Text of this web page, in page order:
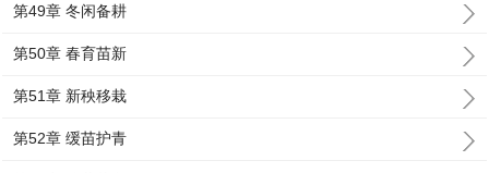
第49章 冬闲备耕
第50章 春育苗新
第51章 新秧移栽
第52章 缓苗护青